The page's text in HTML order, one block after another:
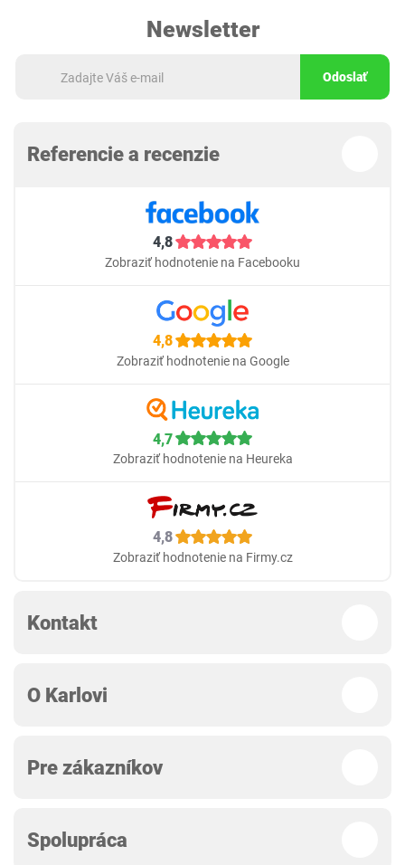
Newsletter
Odoslať
Referencie a recenzie
4,8
Zobraziť hodnotenie na Facebooku
4,8
Zobraziť hodnotenie na Google
4,7
Zobraziť hodnotenie na Heureka
4,8
Zobraziť hodnotenie na Firmy.cz
Kontakt
O Karlovi
Pre zákazníkov
Spolupráca